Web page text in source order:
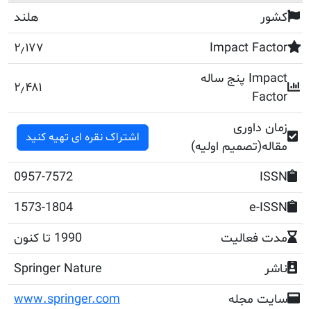
Impact
پنج ساله Impact
اشتراک نقره ای تهیه کنید
اولیه)
0957-7572
1573-1804
Springer Nature
www.springer.com